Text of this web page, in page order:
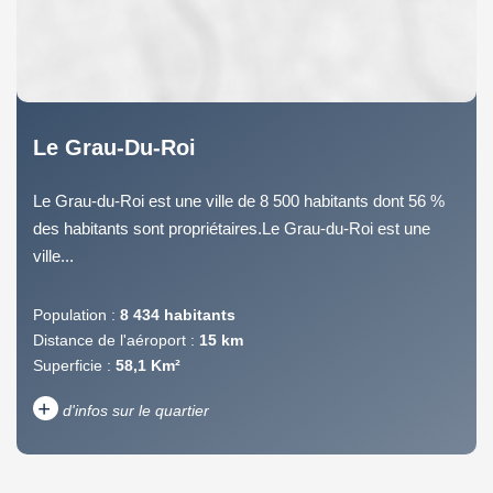
Le Grau-Du-Roi
Le Grau-du-Roi est une ville de 8 500 habitants dont 56 %
des habitants sont propriétaires.Le Grau-du-Roi est une
ville...
Population : 8 434 habitants
Distance de l'aéroport : 15 km
Superficie : 58,1 Km²
+ d'infos sur le quartier